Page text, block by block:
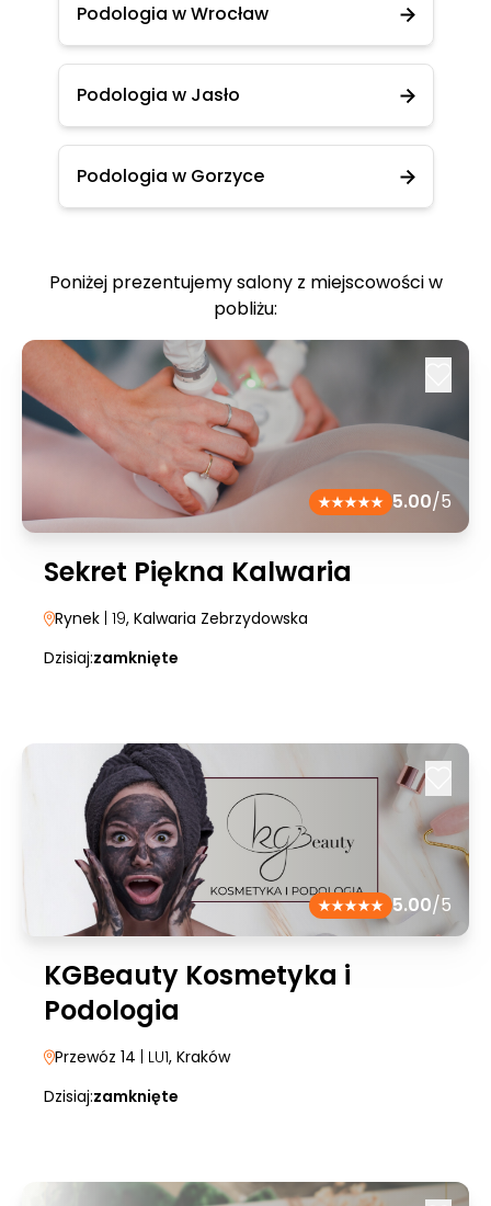
Podologia w Wrocław
Podologia w Jasło
Podologia w Gorzyce
Poniżej prezentujemy salony z miejscowości w
pobliżu:
5.00/5
Sekret Piękna Kalwaria
Rynek | 19, Kalwaria Zebrzydowska
Dzisiaj:zamknięte
5.00/5
KGBeauty Kosmetyka i
Podologia
Przewóz 14 | LU1, Kraków
Dzisiaj:zamknięte